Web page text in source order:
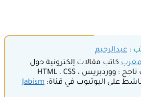
عبدالرحيم
كاتب مقالات إلكترونية حول
كيفية بناء موقع ويب ناجح : ووردبريس ، HTML ، CSS
على اليوتيوب في قناة:Jabism